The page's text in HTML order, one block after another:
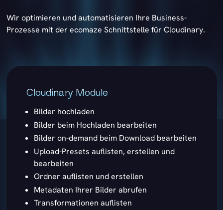
Wir optimieren und automatisieren Ihre Business-
Prozesse mit der ecomaze Schnittstelle für Cloudinary.
Cloudinary Module
Bilder hochladen
Bilder beim Hochladen bearbeiten
Bilder on-demand beim Download bearbeiten
Upload-Presets auflisten, erstellen und
bearbeiten
Ordner auflisten und erstellen
Metadaten Ihrer Bilder abrufen
Transformationen auflisten